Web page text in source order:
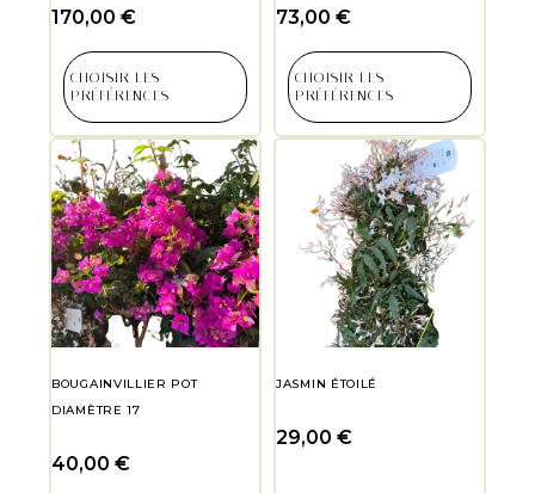
170,00 €
CHOISIR LES
PRÉFÉRENCES
73,00 €
CHOISIR LES
PRÉFÉRENCES
BOUGAINVILLIER POT
DIAMÈTRE 17
40,00 €
JASMIN ÉTOILÉ
29,00 €